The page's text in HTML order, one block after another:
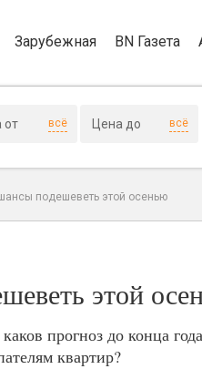
Зарубежная BN Газета
всё всё
подешеветь этой осенью
этой
прогноз до конца
квартир?